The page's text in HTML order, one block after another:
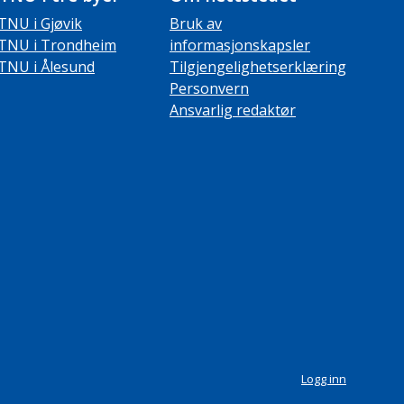
i Gjøvik
i Trondheim
i Ålesund
Bruk av
informasjonskapsler
Tilgjengelighetserklæring
Personvern
Ansvarlig redaktør
Logg inn